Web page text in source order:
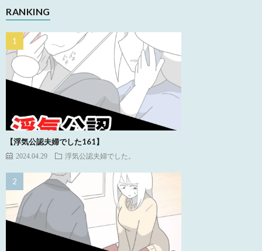
RANKING
【浮気公認夫婦でした161】
2024.04.29 浮気公認夫婦でした。